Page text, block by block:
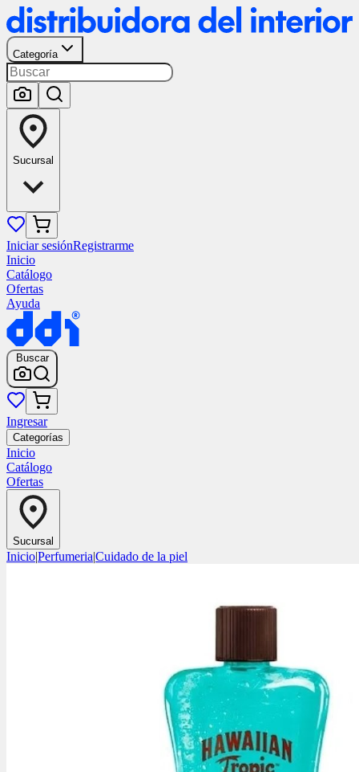
Categoría
Sucursal
Iniciar sesiónRegistrarme
Inicio
Catálogo
Ofertas
Ayuda
Buscar
Ingresar
Categorías
Inicio
Catálogo
Ofertas
Sucursal
Inicio|Perfumeria|Cuidado de la piel